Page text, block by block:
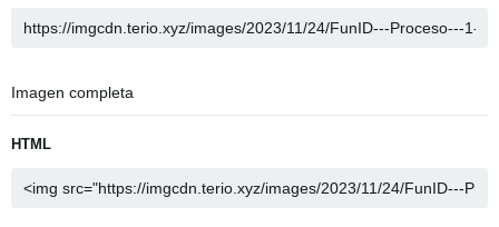
Imagen completa
HTML